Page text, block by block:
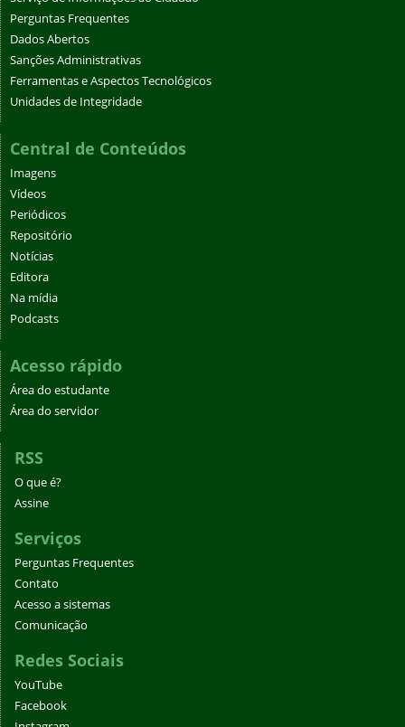
Perguntas Frequentes
Dados Abertos
Sanções Administrativas
Ferramentas e Aspectos Tecnológicos
Unidades de Integridade
Central de Conteúdos
Imagens
Vídeos
Periódicos
Repositório
Notícias
Editora
Na mídia
Podcasts
Acesso rápido
Área do estudante
Área do servidor
RSS
O que é?
Assine
Serviços
Perguntas Frequentes
Contato
Acesso a sistemas
Comunicação
Redes Sociais
YouTube
Facebook